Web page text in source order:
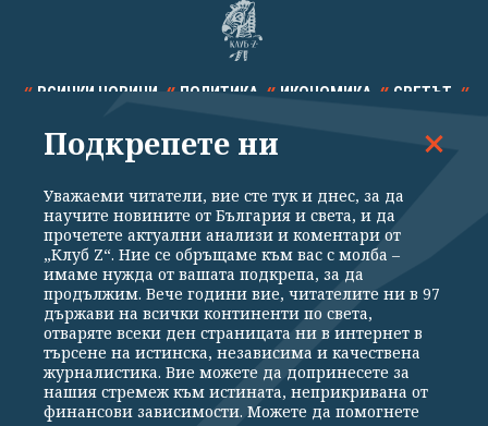
ВСИЧКИ НОВИНИ ПОЛИТИКА ИКОНОМИКА СВЕТЪТ
СПОРТ КУЛТУРА ТЕХНОЛОГИИ КАЛЕЙДОСКОП
Общи условия
Политика за поверителност
Реклама
Партньори Контакти
За Клуб Z
Екип
Подкрепете ни
Подкрепете ни
Уважаеми читатели, вие сте тук и днес, за да
научите новините от България и света, и да
прочетете актуални анализи и коментари от
„Клуб Z“. Ние се обръщаме към вас с молба –
имаме нужда от вашата подкрепа, за да
продължим. Вече години вие, читателите ни в 97
държави на всички континенти по света,
отваряте всеки ден страницата ни в интернет в
търсене на истинска, независима и качествена
журналистика. Вие можете да допринесете за
нашия стремеж към истината, неприкривана от
финансови зависимости. Можете да помогнете